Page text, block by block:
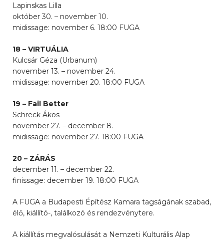
Lapinskas Lilla
október 30. – november 10.
midissage: november 6. 18:00 FUGA
18 – VIRTUÁLIA
Kulcsár Géza (Urbanum)
november 13. – november 24.
midissage: november 20. 18:00 FUGA
19 – Fail Better
Schreck Ákos
november 27. – december 8.
midissage: november 27. 18:00 FUGA
20 – ZÁRÁS
december 11. – december 22.
finissage: december 19. 18:00 FUGA
A FUGA a Budapesti Építész Kamara tagságának szabad,
élő, kiállító-, találkozó és rendezvénytere.
A kiállítás megvalósulását a Nemzeti Kulturális Alap